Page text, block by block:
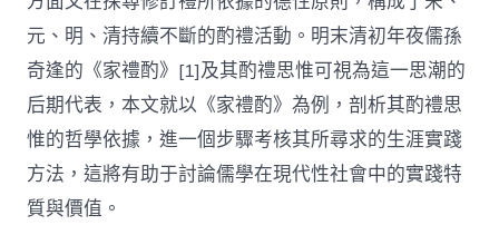
元、明、清持續不斷的酌禮活動。明末清初年夜儒孫
奇逢的《家禮酌》[1]及其酌禮思惟可視為這一思潮的
后期代表，本文就以《家禮酌》為例，剖析其酌禮思
惟的哲學依據，進一個步驟考核其所尋求的生涯實踐
方法，這將有助于討論儒學在現代性社會中的實踐特
質與價值。